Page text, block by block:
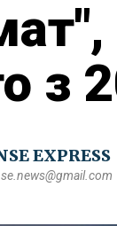
з
EXPRESS